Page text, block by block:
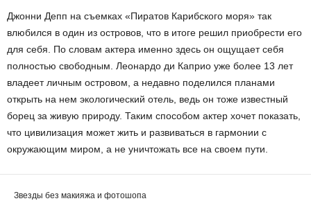
Джонни Депп на съемках «Пиратов Карибского моря» так
влюбился в один из островов, что в итоге решил приобрести его
для себя. По словам актера именно здесь он ощущает себя
полностью свободным. Леонардо ди Каприо уже более 13 лет
владеет личным островом, а недавно поделился планами
открыть на нем экологический отель, ведь он тоже известный
борец за живую природу. Таким способом актер хочет показать,
что цивилизация может жить и развиваться в гармонии с
окружающим миром, а не уничтожать все на своем пути.
Звезды без макияжа и фотошопа